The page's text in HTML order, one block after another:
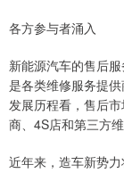
各方参与者涌入
新能源汽车的售后
是各类维修服务提
发展历程看，售后
商、4S店和第三方
近年来，造车新势